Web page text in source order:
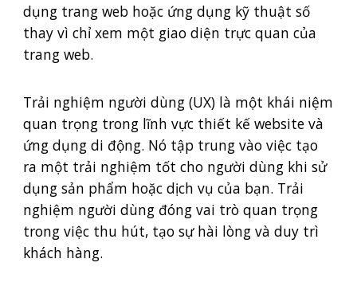
dụng trang web hoặc ứng dụng kỹ thuật số
thay vì chỉ xem một giao diện trực quan của
trang web.
Trải nghiệm người dùng (UX) là một khái niệm
quan trọng trong lĩnh vực thiết kế website và
ứng dụng di động. Nó tập trung vào việc tạo
ra một trải nghiệm tốt cho người dùng khi sử
dụng sản phẩm hoặc dịch vụ của bạn. Trải
nghiệm người dùng đóng vai trò quan trọng
trong việc thu hút, tạo sự hài lòng và duy trì
khách hàng.